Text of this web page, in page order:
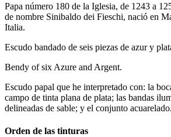
Papa número 180 de la Iglesia, de 1243 a
de nombre Sinibaldo dei Fieschi, nació en
Italia.
Escudo bandado de seis piezas de azur y
Bendy of six Azure and Argent.
Escudo papal que he interpretado con: la
campo de tinta plana de plata; las bandas
delineadas de sable; y el conjunto acuarelado.
Orden de las tinturas